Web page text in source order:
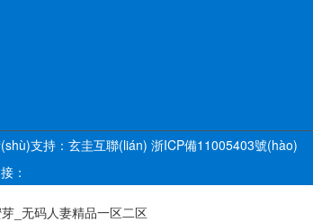
支持： 玄圭互聯(lián) 浙ICP備11005403號(hào)
：
_无码人妻精品一区二区